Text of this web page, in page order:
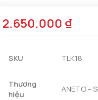
2.650.000 ₫
SKU TLK18
Thương
hiệu
ANETO –